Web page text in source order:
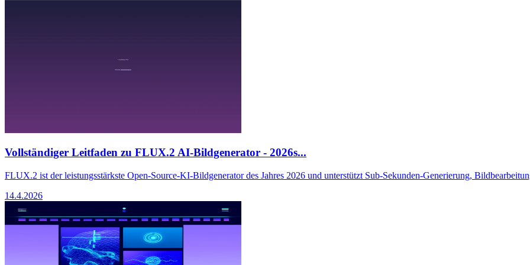
Vollständiger Leitfaden zu FLUX.2 AI-Bildgenerator - 2026s...
FLUX.2 ist der leistungsstärkste Open-Source-KI-Bildgenerator des Jahres 2026 und unterstützt Sub-Sekunden-Generierung,
14.4.2026